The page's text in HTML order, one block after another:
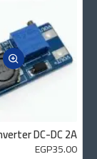
EGP35.00